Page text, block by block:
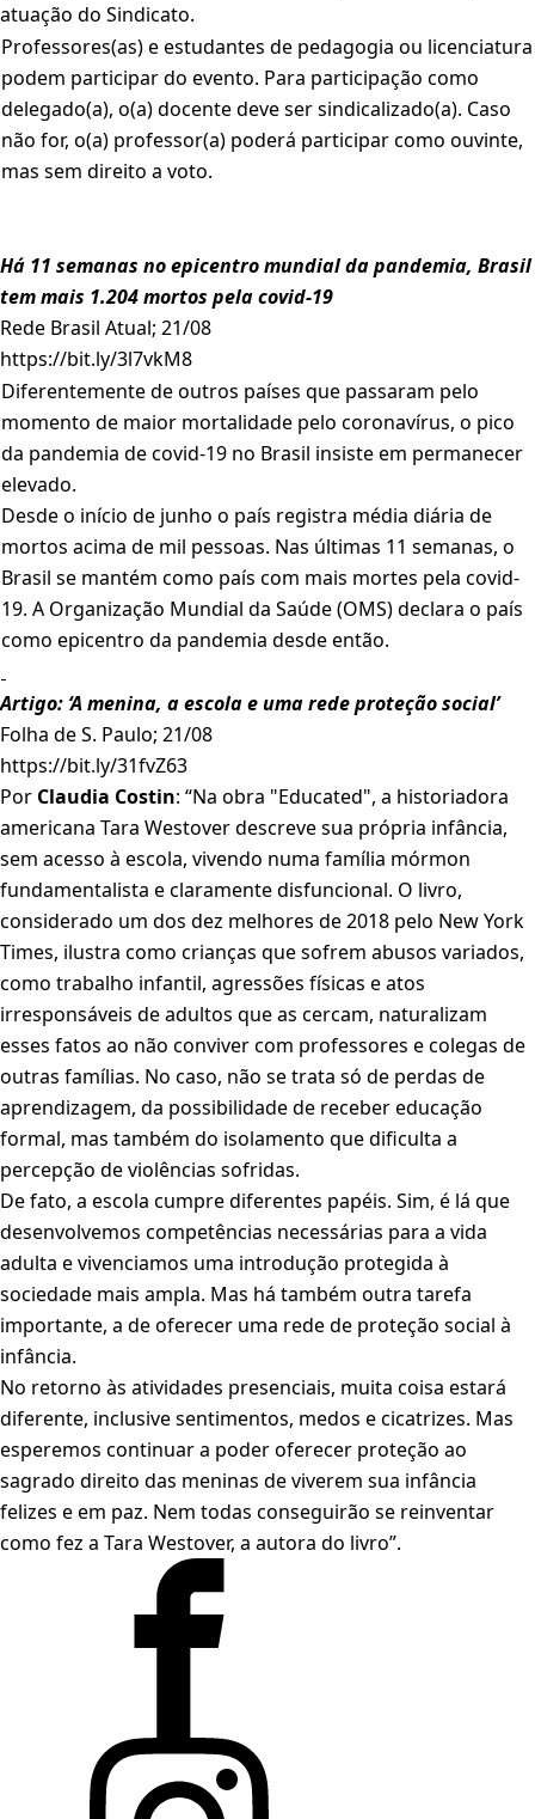
atuação do Sindicato.
Professores(as) e estudantes de pedagogia ou licenciatura
podem participar do evento. Para participação como
delegado(a), o(a) docente deve ser sindicalizado(a). Caso
não for, o(a) professor(a) poderá participar como ouvinte,
mas sem direito a voto.
Há 11 semanas no epicentro mundial da pandemia, Brasil
tem mais 1.204 mortos pela covid-19
Rede Brasil Atual; 21/08
https://bit.ly/3l7vkM8
Diferentemente de outros países que passaram pelo
momento de maior mortalidade pelo coronavírus, o pico
da pandemia de covid-19 no Brasil insiste em permanecer
elevado.
Desde o início de junho o país registra média diária de
mortos acima de mil pessoas. Nas últimas 11 semanas, o
Brasil se mantém como país com mais mortes pela covid-
19. A Organização Mundial da Saúde (OMS) declara o país
como epicentro da pandemia desde então.
Artigo: ‘A menina, a escola e uma rede proteção social’
Folha de S. Paulo; 21/08
https://bit.ly/31fvZ63
Por Claudia Costin: “Na obra "Educated", a historiadora
americana Tara Westover descreve sua própria infância,
sem acesso à escola, vivendo numa família mórmon
fundamentalista e claramente disfuncional. O livro,
considerado um dos dez melhores de 2018 pelo New York
Times, ilustra como crianças que sofrem abusos variados,
como trabalho infantil, agressões físicas e atos
irresponsáveis de adultos que as cercam, naturalizam
esses fatos ao não conviver com professores e colegas de
outras famílias. No caso, não se trata só de perdas de
aprendizagem, da possibilidade de receber educação
formal, mas também do isolamento que dificulta a
percepção de violências sofridas.
De fato, a escola cumpre diferentes papéis. Sim, é lá que
desenvolvemos competências necessárias para a vida
adulta e vivenciamos uma introdução protegida à
sociedade mais ampla. Mas há também outra tarefa
importante, a de oferecer uma rede de proteção social à
infância.
No retorno às atividades presenciais, muita coisa estará
diferente, inclusive sentimentos, medos e cicatrizes. Mas
esperemos continuar a poder oferecer proteção ao
sagrado direito das meninas de viverem sua infância
felizes e em paz. Nem todas conseguirão se reinventar
como fez a Tara Westover, a autora do livro”.